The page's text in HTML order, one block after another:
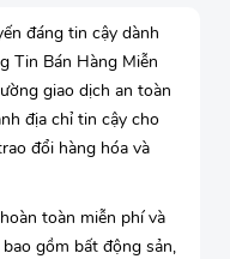
đáng tin cậy dành
Tin Bán Hàng Miễn
giao dịch an toàn
địa chỉ tin cậy cho
đổi hàng hóa và
toàn miễn phí và
gồm bất động sản,